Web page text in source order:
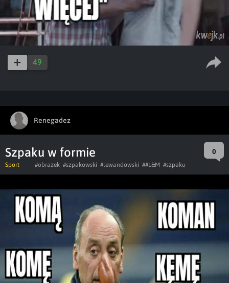
49
Renegadez
Szpaku w formie 0
Sport #obrazek #szpakowski #lewandowski ##L&M #szpaku